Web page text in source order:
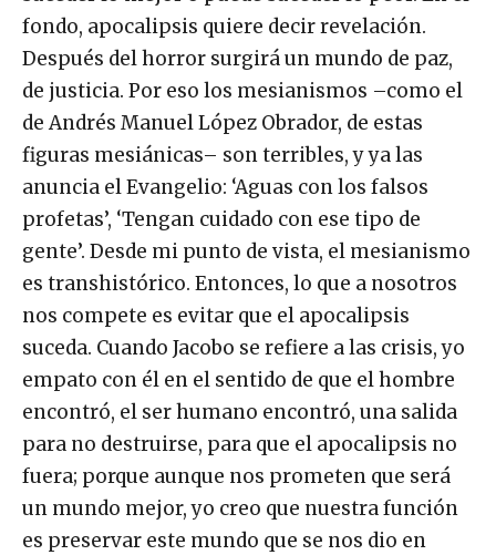
fondo, apocalipsis quiere decir revelación.
Después del horror surgirá un mundo de paz,
de justicia. Por eso los mesianismos –como el
de Andrés Manuel López Obrador, de estas
figuras mesiánicas– son terribles, y ya las
anuncia el Evangelio: ‘Aguas con los falsos
profetas’, ‘Tengan cuidado con ese tipo de
gente’. Desde mi punto de vista, el mesianismo
es transhistórico. Entonces, lo que a nosotros
nos compete es evitar que el apocalipsis
suceda. Cuando Jacobo se refiere a las crisis, yo
empato con él en el sentido de que el hombre
encontró, el ser humano encontró, una salida
para no destruirse, para que el apocalipsis no
fuera; porque aunque nos prometen que será
un mundo mejor, yo creo que nuestra función
es preservar este mundo que se nos dio en